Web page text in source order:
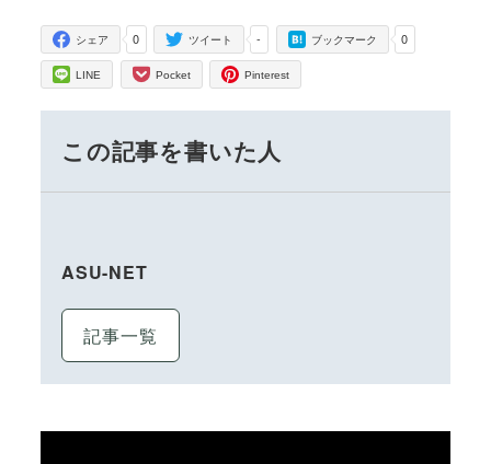
0
シェア -
ツイート 0
ブックマーク
LINE Pocket Pinterest
この記事を書いた人
ASU-NET
記事一覧